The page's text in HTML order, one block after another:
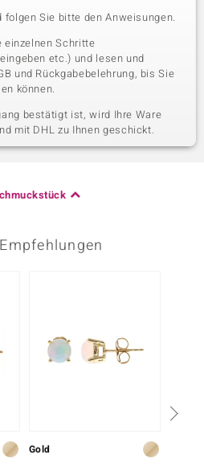
folgen Sie bitte den Anweisungen.
einzelnen Schritte
etc.) und lesen und
und Rückgabebelehrung, bis Sie
können.
bestätigt ist, wird Ihre Ware
mit DHL zu Ihnen geschickt.
Gold